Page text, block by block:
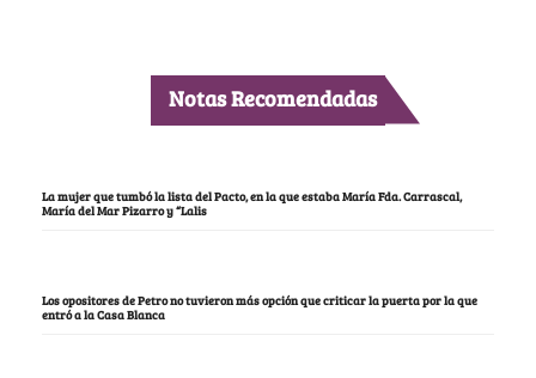
Notas Recomendadas
La mujer que tumbó la lista del Pacto, en la que estaba María Fda. Carrascal,
María del Mar Pizarro y “Lalis
Los opositores de Petro no tuvieron más opción que criticar la puerta por la que
entró a la Casa Blanca